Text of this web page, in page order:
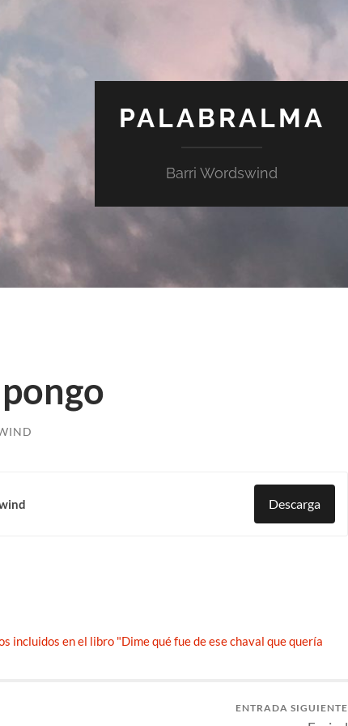
PALABRALMA
Barri Wordswind
Descarga
incluidos en el libro "Dime qué fue de ese chaval que quería
ENTRADA SIGUIENTE